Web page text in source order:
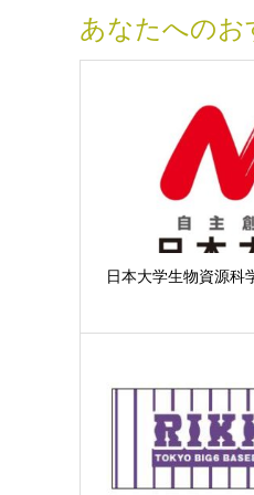
あなたへのお
日本大学生物資源科